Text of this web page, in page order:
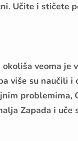
Učite i stičete
veoma je
više su naučili
Zapada i uče